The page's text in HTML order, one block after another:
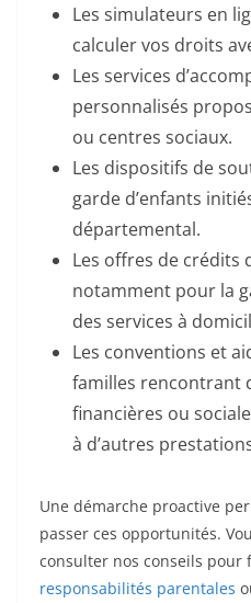
Les simulateurs en
calculer vos droits
Les services
personnalisés
ou centres sociaux.
Les dispositifs de
garde d’enfants
départemental.
Les offres de crédits
notamment pour la
des services à
Les conventions et
familles rencontrant
financières ou
à d’autres
Une démarche proactive
passer ces opportunités.
consulter nos conseils pour
responsabilités parentales